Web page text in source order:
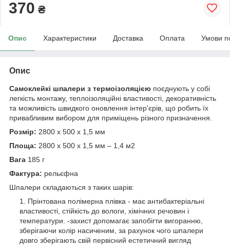
370 ₴
Опис Характеристики Доставка Оплата Умови
Опис
Самоклейкі шпалери з термоізоляцією поєднують у собі
легкість монтажу, теплоізоляційні властивості, декоративність
та можливість швидкого оновлення інтер'єрів, що робить їх
привабливим вибором для приміщень різного призначення.
Розмір: 2800 х 500 х 1,5 мм
Площа: 2800 х 500 х 1,5 мм – 1,4 м2
Вага 185 г
Фактура: рельєфна
Шпалери складаються з таких шарів:
Прінтована полімерна плівка - має антибактеріальні
властивості, стійкість до вологи, хімічних речовин і
температури. -захист допомагає запобігти вигоранню,
зберігаючи колір насиченим, за рахунок чого шпалери
довго зберігають свій первісний естетичний вигляд